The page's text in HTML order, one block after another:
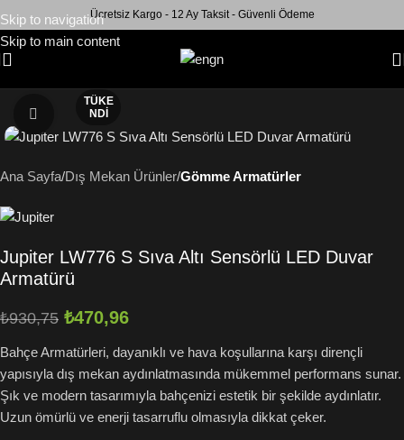
Skip to navigation
Skip to main content
Ücretsiz Kargo - 12 Ay Taksit - Güvenli Ödeme
TÜKE
NDI
Büyütmek için tıklayın
Ana Sayfa Dış Mekan Ürünler Gömme Armatürler
Jupiter LW776 S Sıva Altı Sensörlü LED Duvar
Armatürü
₺930,75 ₺470,96
Bahçe Armatürleri, dayanıklı ve hava koşullarına karşı dirençli
yapısıyla dış mekan aydınlatmasında mükemmel performans sunar.
Şık ve modern tasarımıyla bahçenizi estetik bir şekilde aydınlatır.
Uzun ömürlü ve enerji tasarruflu olmasıyla dikkat çeker.